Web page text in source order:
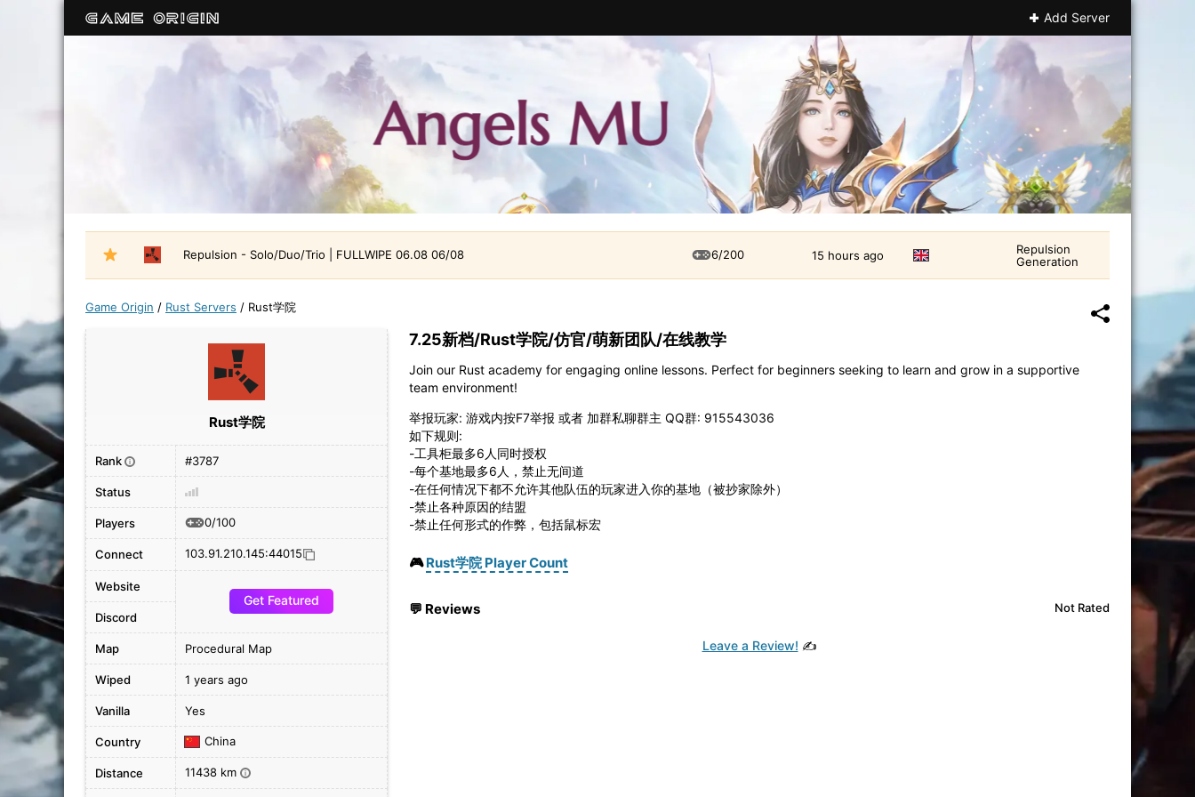
Add Server
Repulsion - Solo/Duo/Trio | FULLWIPE 06.08 06/08 6/200 15 hours ago
Repulsion
Generation
Game Origin / Rust Servers / Rust学院
7.25新档/Rust学院/仿官/萌新团队/在线教学
Join our Rust academy for engaging online lessons. Perfect for beginners seeking to learn and grow in a supportive
team environment!
举报玩家: 游戏内按F7举报 或者 加群私聊群主 QQ群: 915543036
如下规则:
-工具柜最多6人同时授权
-每个基地最多6人，禁止无间道
-在任何情况下都不允许其他队伍的玩家进入你的基地（被抄家除外）
-禁止各种原因的结盟
-禁止任何形式的作弊，包括鼠标宏
🎮Rust学院 Player Count
💬 Reviews Not Rated
Leave a Review! ✍️
Rust学院
Rank i #3787
Status
Players 0/100
Connect 103.91.210.145:44015
Website
Get Featured
Discord
Map Procedural Map
Wiped 1 years ago
Vanilla Yes
Country China
Distance 11438 km i